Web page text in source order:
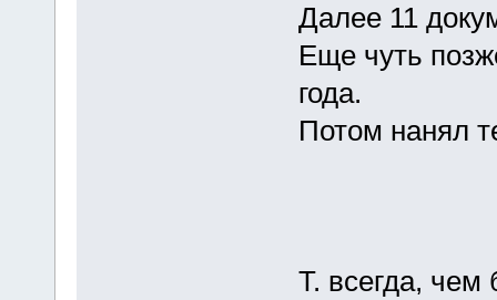
Далее 11
Еще чуть
года.
Потом нанял
Т. всегда,